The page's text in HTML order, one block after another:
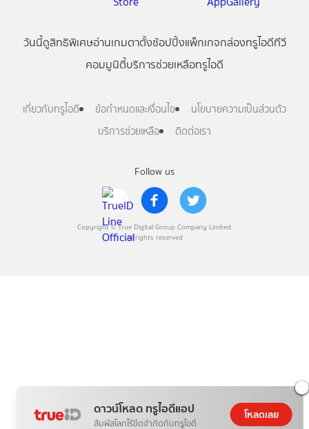
ดาวน์โหลด ทรูไอดีแอป
สัมผัสโลกไร้ขีดจำกัดกับทรูไอดี
โหลดเลย
Follow us
Copyright © True Digital Group Company Limited.
All rights reserved
วันนี้ดูสิทธิพิเศษอ่านเกมตาตั้งช้อปปิ้งแพ็กเกจกล่องทรูไอดีทีวี
คอมมูนิตี้บริการช่วยเหลือทรูไอดี
เกี่ยวกับทรูไอดี ข้อกำหนดและเงื่อนไข
นโยบายความเป็นส่วนตัว
บริการช่วยเหลือ
ติดต่อเรา